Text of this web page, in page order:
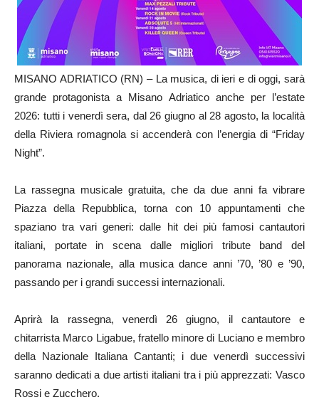
MISANO ADRIATICO (RN) – La musica, di ieri e di oggi, sarà
grande protagonista a Misano Adriatico anche per l’estate
2026: tutti i venerdì sera, dal 26 giugno al 28 agosto, la località
della Riviera romagnola si accenderà con l’energia di “Friday
Night”.
La rassegna musicale gratuita, che da due anni fa vibrare
Piazza della Repubblica, torna con 10 appuntamenti che
spaziano tra vari generi: dalle hit dei più famosi cantautori
italiani, portate in scena dalle migliori tribute band del
panorama nazionale, alla musica dance anni ’70, ’80 e ’90,
passando per i grandi successi internazionali.
Aprirà la rassegna, venerdì 26 giugno, il cantautore e
chitarrista Marco Ligabue, fratello minore di Luciano e membro
della Nazionale Italiana Cantanti; i due venerdì successivi
saranno dedicati a due artisti italiani tra i più apprezzati: Vasco
Rossi e Zucchero.